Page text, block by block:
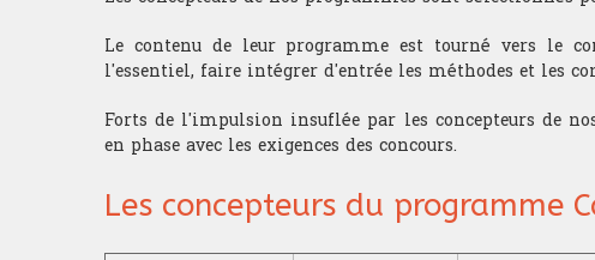
Le contenu de leur programme est tourné vers le
l'essentiel, faire intégrer d'entrée les méthodes et les
Forts de l'impulsion insuflée par les concepteurs de
en phase avec les exigences des concours.
Les concepteurs du programme